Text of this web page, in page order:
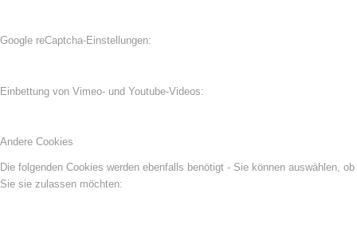
Google reCaptcha-Einstellungen:
Einbettung von Vimeo- und Youtube-Videos:
Andere Cookies
Die folgenden Cookies werden ebenfalls benötigt - Sie können auswählen, ob
Sie sie zulassen möchten: